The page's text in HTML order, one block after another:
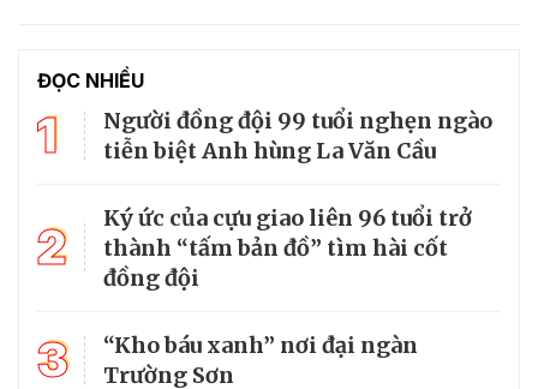
ĐỌC NHIỀU
1
Người đồng đội 99 tuổi nghẹn ngào
tiễn biệt Anh hùng La Văn Cầu
2
Ký ức của cựu giao liên 96 tuổi trở
thành “tấm bản đồ” tìm hài cốt
đồng đội
3
“Kho báu xanh” nơi đại ngàn
Trường Sơn